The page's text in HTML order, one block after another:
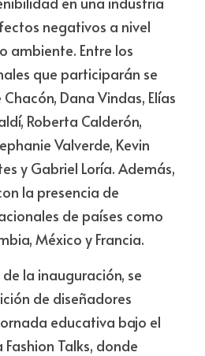
negativos a nivel
ambiente. Entre los
que participarán se
Dana Vindas, Elías
Roberta Calderón,
Valverde, Kevin
y Gabriel Loría. Además,
la presencia de
de países como
México y Francia.
la inauguración, se
de diseñadores
educativa bajo el
Talks, donde